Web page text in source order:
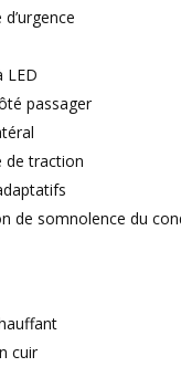
LED
passager
de traction
de somnolence du
cuir